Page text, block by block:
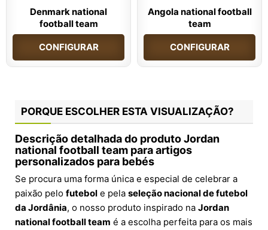
Denmark national
football team
CONFIGURAR
Angola national football
team
CONFIGURAR
PORQUE ESCOLHER ESTA VISUALIZAÇÃO?
Descrição detalhada do produto Jordan
national football team para artigos
personalizados para bebés
Se procura uma forma única e especial de celebrar a
paixão pelo futebol e pela seleção nacional de futebol
da Jordânia, o nosso produto inspirado na Jordan
national football team é a escolha perfeita para os mais